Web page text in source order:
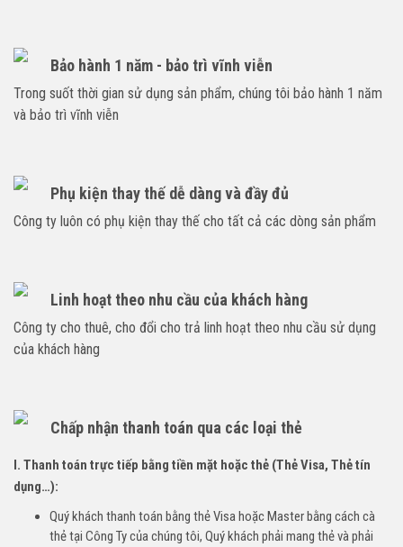
Bảo hành 1 năm - bảo trì vĩnh viễn
Trong suốt thời gian sử dụng sản phẩm, chúng tôi bảo hành 1 năm
và bảo trì vĩnh viễn
Phụ kiện thay thế dễ dàng và đầy đủ
Công ty luôn có phụ kiện thay thế cho tất cả các dòng sản phẩm
Linh hoạt theo nhu cầu của khách hàng
Công ty cho thuê, cho đổi cho trả linh hoạt theo nhu cầu sử dụng
của khách hàng
Chấp nhận thanh toán qua các loại thẻ
I. Thanh toán trực tiếp bằng tiền mặt hoặc thẻ (Thẻ Visa, Thẻ tín
dụng…):
Quý khách thanh toán bằng thẻ Visa hoặc Master bằng cách cà
thẻ tại Công Ty của chúng tôi, Quý khách phải mang thẻ và phải